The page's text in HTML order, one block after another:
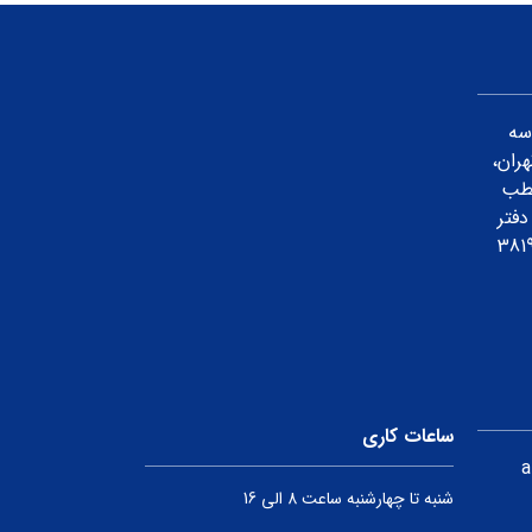
سه
ساعات کاری
شنبه تا چهارشنبه ساعت 8 الی 16